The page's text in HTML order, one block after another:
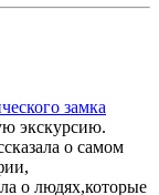
замка
экскурсию.
о самом
о людях,которые